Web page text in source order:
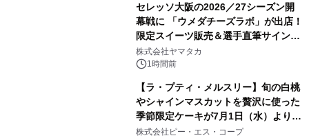
セレッソ大阪の2026／27シーズン開
幕戦に 「ウメダチーズラボ」が出店！
限定スイーツ販売＆選手直筆サイング
ッズが当たる抽選会を 8月8日に開催
株式会社ヤマタカ
1時間前
【ラ・プティ・メルスリー】旬の白桃
やシャインマスカットを贅沢に使った
季節限定ケーキが7月1日（水）より順
次登場！
株式会社ピー・エス・コープ